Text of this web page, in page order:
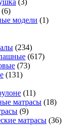
(3)
(6)
модели (1)
(234)
(617)
(73)
(131)
(11)
матрасы (18)
(9)
матрасы (36)